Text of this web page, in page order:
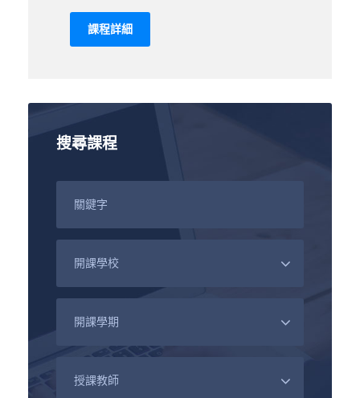
課程詳細
搜尋課程